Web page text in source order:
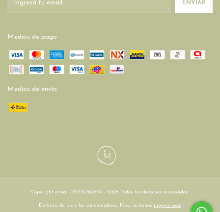
Medios de pago
Medios de envío
Copyright inmai - 27330360637 - 2026. Todos los derechos reservados.
Defensa de las y los consumidores. Para reclamos ingresá acá.